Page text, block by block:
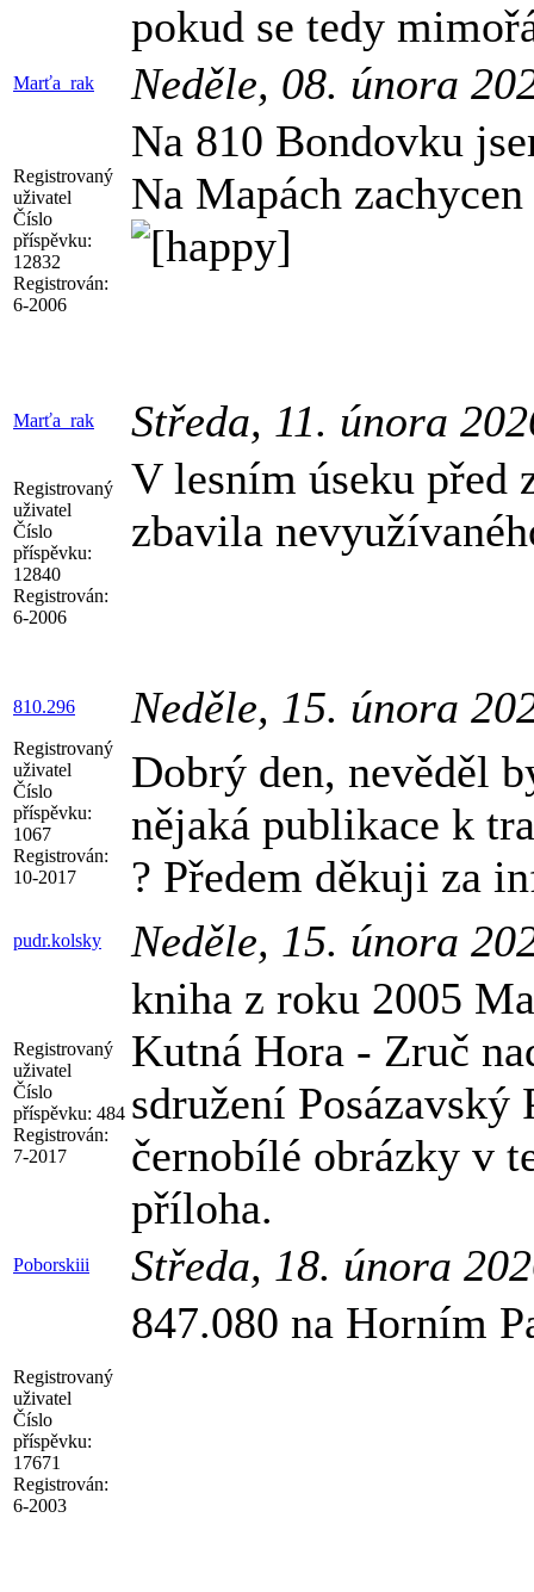
pokud se tedy
Marťa_rak Neděle, 08. února
Registrovaný
uživatel
Číslo
příspěvku:
12832
Registrován:
6-2006
Na 810 Bondovku
Na Mapách
Marťa_rak Středa, 11. února
Registrovaný
uživatel
Číslo
příspěvku:
12840
Registrován:
6-2006
V lesním úseku před
zbavila
810.296 Neděle, 15. února
Registrovaný
uživatel
Číslo
příspěvku:
1067
Registrován:
10-2017
Dobrý den, nevěděl
nějaká publikace k
? Předem děkuji za
pudr.kolsky Neděle, 15. února
Registrovaný
uživatel
Číslo
příspěvku: 484
Registrován:
7-2017
kniha z roku 2005
Kutná Hora - Zruč
sdružení
černobílé obrázky v
příloha.
Poborskiii Středa, 18. února
Registrovaný
uživatel
Číslo
příspěvku:
17671
Registrován:
6-2003
847.080 na Horním